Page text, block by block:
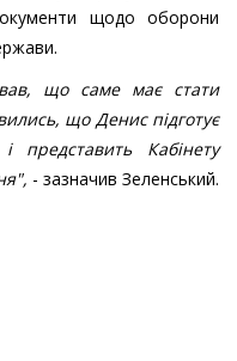
щодо оборони
що саме має стати
що Денис підготує
представить Кабінету
- зазначив Зеленський.